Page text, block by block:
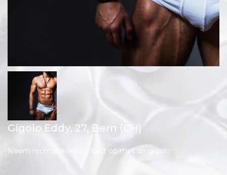
Gigolo Eddy, 27, Bern (CH)
Neem rechtstreeks contact op met de gigolo: